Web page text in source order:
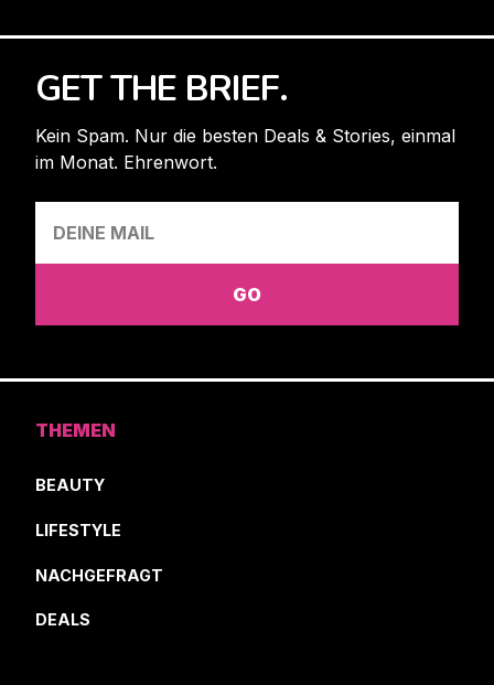
GET THE BRIEF.
Kein Spam. Nur die besten Deals & Stories, einmal
im Monat. Ehrenwort.
THEMEN
BEAUTY
LIFESTYLE
NACHGEFRAGT
DEALS